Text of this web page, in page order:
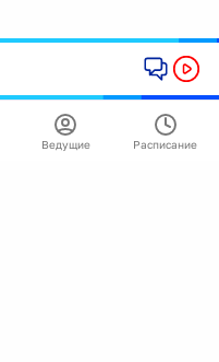
Ведущие Расписание